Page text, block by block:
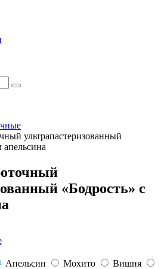
ультрапастеризованный
апельсина
«Бодрость» с
Апельсин Мохито
Вишня